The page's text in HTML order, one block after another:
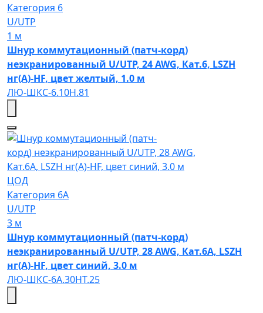
Категория 6
U/UTP
1 м
Шнур коммутационный (патч-корд)
неэкранированный U/UTP, 24 AWG, Кат.6, LSZH
нг(А)-HF, цвет желтый, 1.0 м
ЛЮ-ШКС-6.10Н.81
ЦОД
Категория 6A
U/UTP
3 м
Шнур коммутационный (патч-корд)
неэкранированный U/UTP, 28 AWG, Кат.6A, LSZH
нг(А)-HF, цвет синий, 3.0 м
ЛЮ-ШКС-6A.30НТ.25